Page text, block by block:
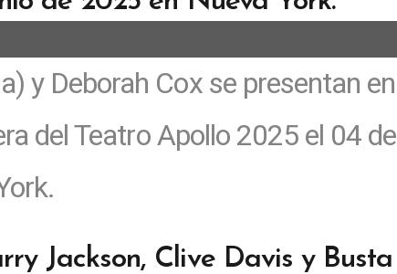
y Deborah Cox se presentan en
del Teatro Apollo 2025 el 04 de